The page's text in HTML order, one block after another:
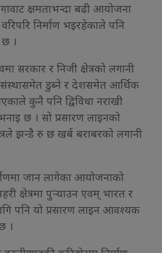
क्षमताभन्दा बढी आयोजना
निर्माण भइरहेकाले पनि
।
सरकार र निजी क्षेत्रको लगानी
संस्थासमेत डुब्ने र देशसमेत आर्थिक
कुनै पनि द्विविधा नराखी
भनाइ छ । सो प्रसारण लाइनको
झन्डै रु छ खर्ब बराबरको लगानी
जान लागेका आयोजनाको
क्षेत्रमा पुर्‍याउन एवम् भारत र
पनि यो प्रसारण लाइन आवश्यक
।